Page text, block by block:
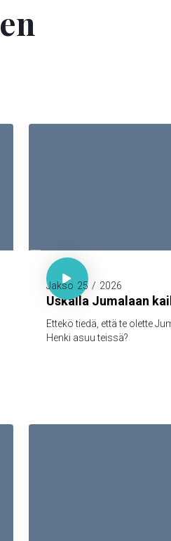
1. Kor. 3:16

Jakso 25 / 2026
Uskalla Jumalaan
Ettekö tiedä, että te olette
Henki asuu teissä?